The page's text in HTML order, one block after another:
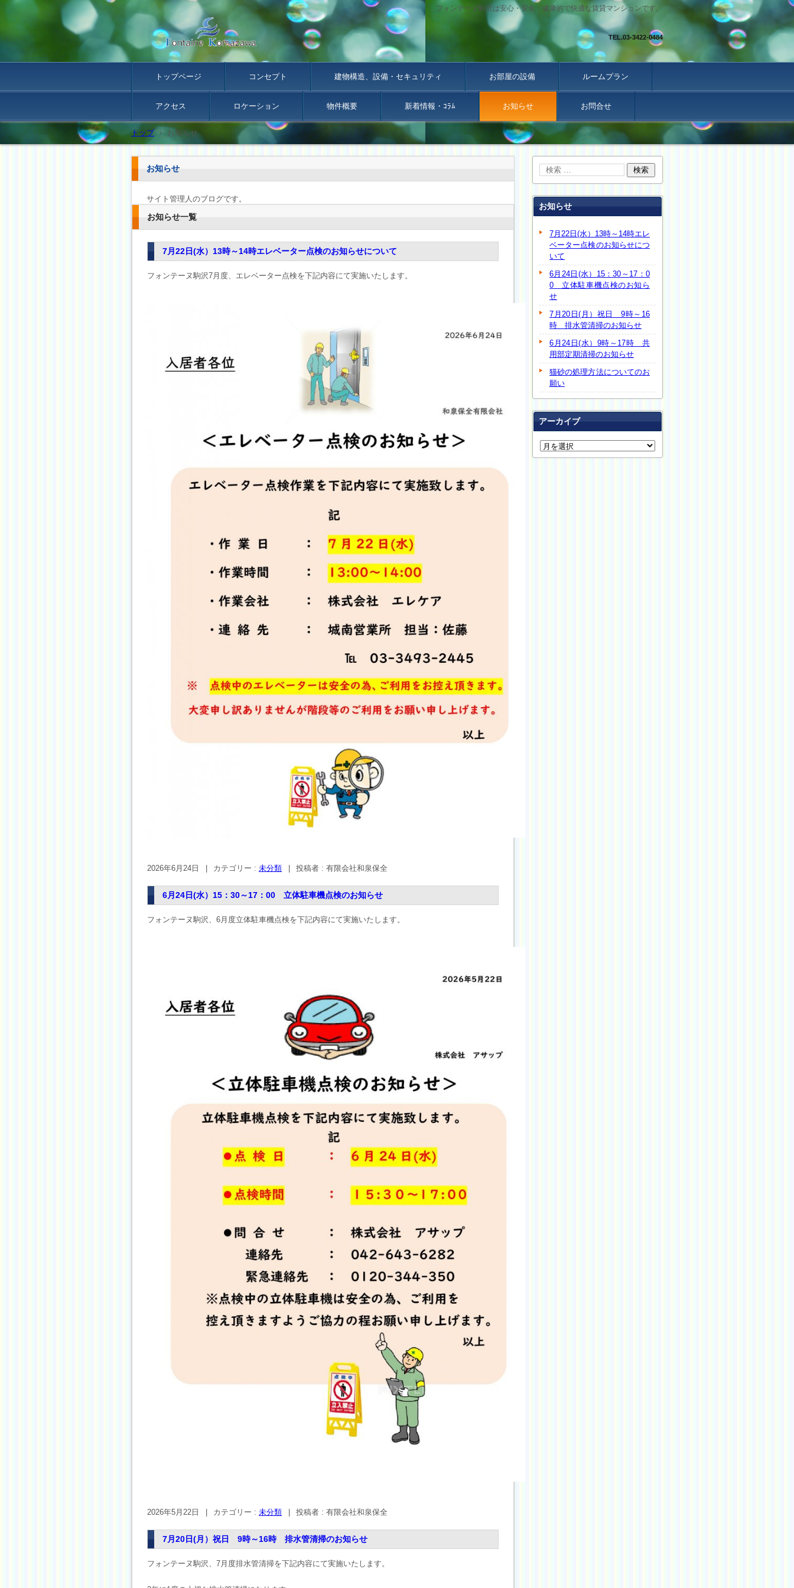
フォンテーヌ駒沢は安心・安全・健康的で快適な賃貸マンションです。
TEL.03-3422-0484
トップページ コンセプト 建物構造、設備・セキュリティ お部屋の設備 ルームプラン
アクセス ロケーション 物件概要 新着情報・ｺﾗﾑ お知らせ お問合せ
トップ › お知らせ
お知らせ
サイト管理人のブログです。
お知らせ一覧
7月22日(水）13時～14時エレベーター点検のお知らせについて
フォンテーヌ駒沢7月度、エレベーター点検を下記内容にて実施いたします。
2026年6月24日 カテゴリー : 未分類 投稿者 : 有限会社和泉保全
6月24日(水）15：30～17：00 立体駐車機点検のお知らせ
フォンテーヌ駒沢、6月度立体駐車機点検を下記内容にて実施いたします。
2026年5月22日 カテゴリー : 未分類 投稿者 : 有限会社和泉保全
7月20日(月）祝日 9時～16時 排水管清掃のお知らせ
フォンテーヌ駒沢、7月度排水管清掃を下記内容にて実施いたします。
お知らせ
7月22日(水）13時～14時エレ
ベーター点検のお知らせにつ
いて
6月24日(水）15：30～17：0
0 立体駐車機点検のお知ら
せ
7月20日(月）祝日 9時～16
時 排水管清掃のお知らせ
6月24日(水）9時～17時 共
用部定期清掃のお知らせ
猫砂の処理方法についてのお
願い
アーカイブ